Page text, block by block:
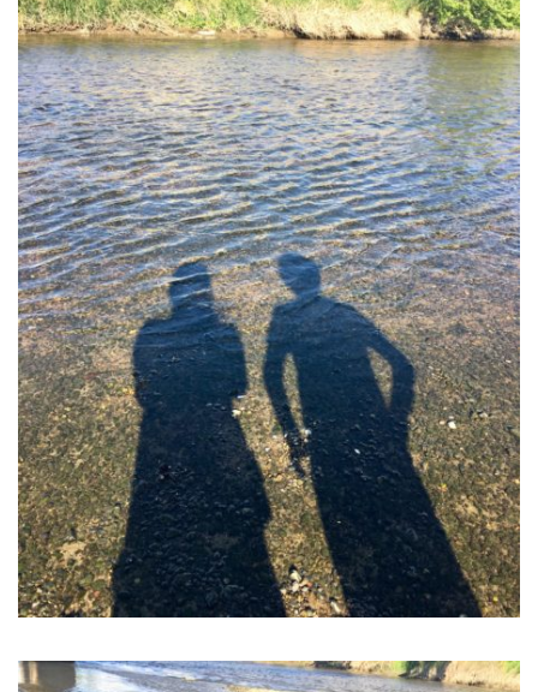
2018年1月
2017年12月
2017年11月
2017年10月
2017年9月
2017年8月
2017年7月
2017年6月
2017年5月
2017年4月
2017年3月
2017年2月
2017年1月
2016年12月
2016年11月
2016年10月
2016年9月
2016年8月
2016年7月
2016年6月
2016年5月